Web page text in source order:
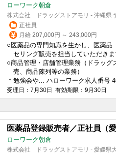
ローワーク朝倉
株式会社 ドラッグストアモリ - 沖縄県
正社員
月給 207,000円 ～ 243,000円
○医薬品の専門知識を生かし、医薬品
セリング販売を担当していただきま
○商品管理・店舗管理業務（ドラッグ
売、商品陳列等の業務）
＊勉強会や... ハローワーク求人番号
受理日：7月30日 有効期限：9月30日
医薬品登録販売者／正社員（
ローワーク朝倉
株式会社 ドラッグストアモリ - 愛媛県